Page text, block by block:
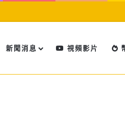
新聞消息 視頻影片